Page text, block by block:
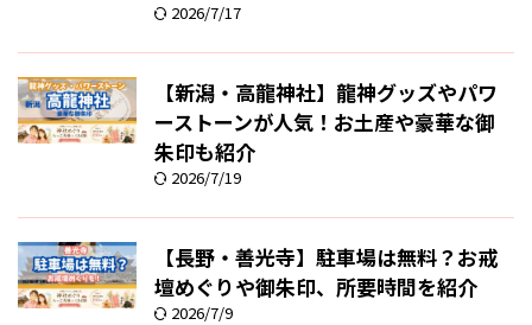
2026/7/17
【新潟・高龍神社】龍神グッズやパワ
ーストーンが人気！お土産や豪華な御
朱印も紹介
2026/7/19
【長野・善光寺】駐車場は無料？お戒
壇めぐりや御朱印、所要時間を紹介
2026/7/9